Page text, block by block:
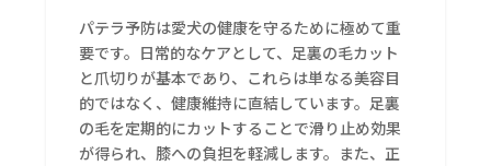
パテラ予防は愛犬の健康を守るために極めて重
要です。日常的なケアとして、足裏の毛カット
と爪切りが基本であり、これらは単なる美容目
的ではなく、健康維持に直結しています。足裏
の毛を定期的にカットすることで滑り止め効果
が得られ、膝への負担を軽減します。また、正